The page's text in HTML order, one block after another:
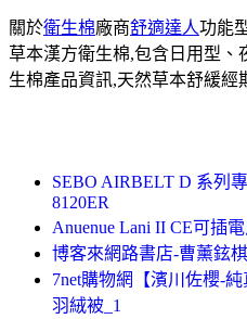
關於衛生棉廠商舒適達人功能
草本漢方衛生棉,包含日用型、
生棉產品資訊,天然草本舒緩經
SEBO AIRBELT D 系列
8120ER
Anuenue Lani II CE可插
博客來網路書店-曹薰鉉
7net購物網【濱川佐櫻-
羽絨被_1